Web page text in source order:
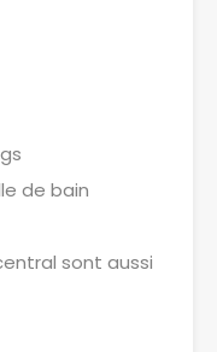
de bain
sont aussi